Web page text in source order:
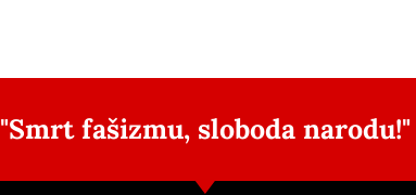
"Smrt fašizmu, sloboda narodu!"